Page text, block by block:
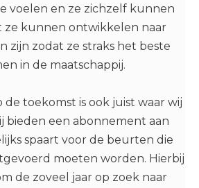
voelen en ze zichzelf kunnen
ze kunnen ontwikkelen naar
zijn zodat ze straks het beste
in de maatschappij.
de toekomst is ook juist waar wij
bieden een abonnement aan
spaart voor de beurten die
moeten worden. Hierbij
de zoveel jaar op zoek naar